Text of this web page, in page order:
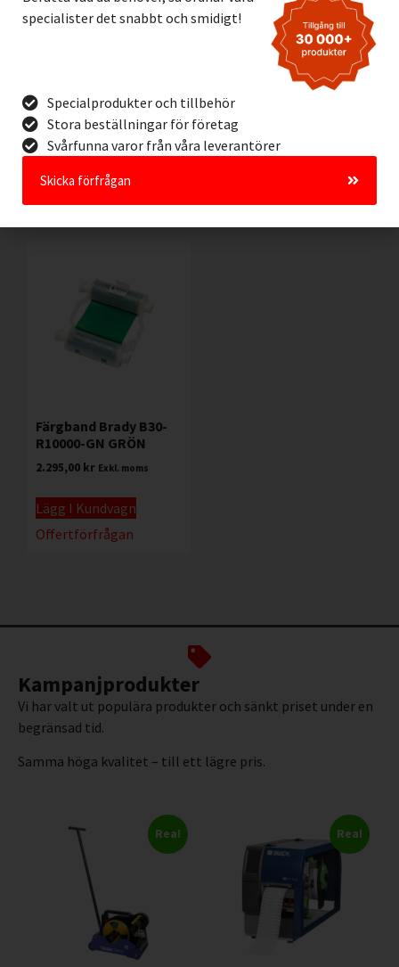
TRANSPARENT, 57mm
3.195,00 kr Exkl. moms
Lägg I Kundvagn
Offertförfrågan
Vinyl Brady B595 BLÅ,
57mm
3.195,00
Lägg I Kundvagn
Färgband Brady B30-
R10000-GN GRÖN
2.295,00 kr Exkl. moms
Lägg I Kundvagn
Offertförfrågan
Kampanjprodukter
Vi har valt ut populära produkter och sänkt priset under en
begränsad tid.
Samma höga kvalitet – till ett lägre pris.
Rea! Rea!
specialister det snabbt och smidigt!
Specialprodukter och tillbehör
Stora beställningar för företag
Svårfunna varor från våra leverantörer
Skicka förfrågan